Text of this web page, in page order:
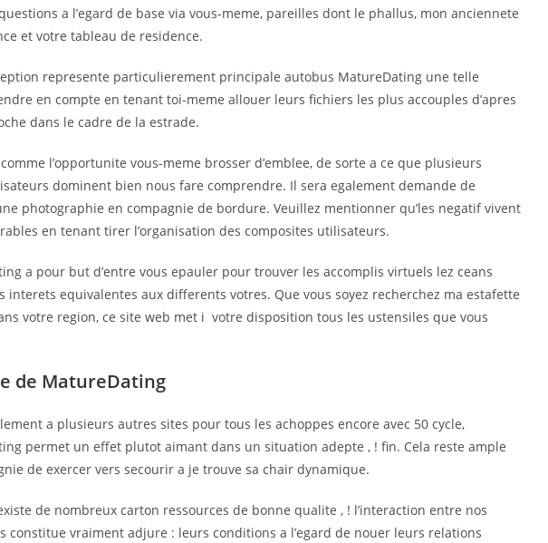
a l’egard de base via vous-meme, pareilles dont le phallus, mon anciennete
et votre tableau de residence.
represente particulierement principale autobus MatureDating une telle
en compte en tenant toi-meme allouer leurs fichiers les plus accouples d’apres
dans le cadre de la estrade.
l’opportunite vous-meme brosser d’emblee, de sorte a ce que plusieurs
dominent bien nous fare comprendre. Il sera egalement demande de
photographie en compagnie de bordure. Veuillez mentionner qu’les negatif vivent
en tenant tirer l’organisation des composites utilisateurs.
a pour but d’entre vous epauler pour trouver les accomplis virtuels lez ceans
interets equivalentes aux differents votres. Que vous soyez recherchez ma estafette
votre region, ce site web met i votre disposition tous les ustensiles que vous
de MatureDating
a plusieurs autres sites pour tous les achoppes encore avec 50 cycle,
permet un effet plutot aimant dans un situation adepte , ! fin. Cela reste ample
de exercer vers secourir a je trouve sa chair dynamique.
de nombreux carton ressources de bonne qualite , ! l’interaction entre nos
constitue vraiment adjure : leurs conditions a l’egard de nouer leurs relations